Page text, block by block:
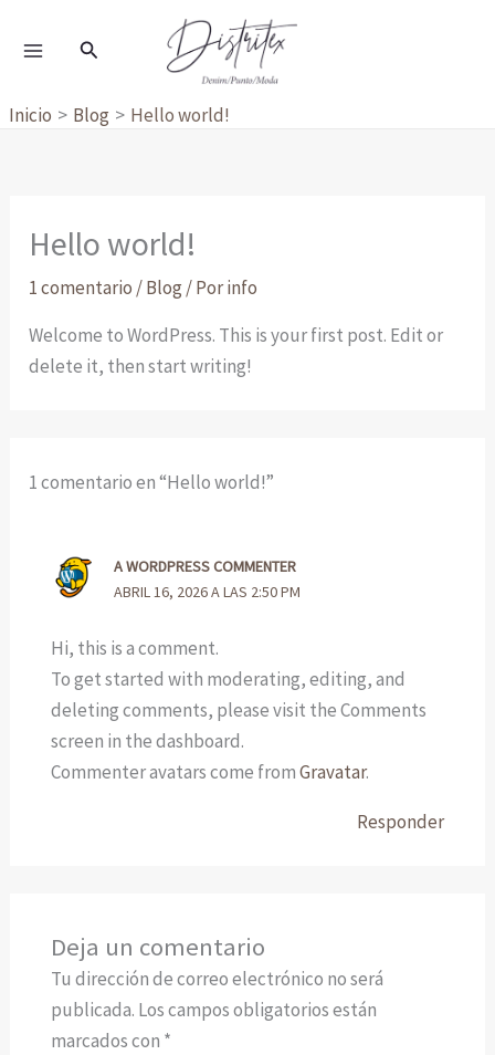
Buscar
Inicio Blog Hello world!
Hello world!
1 comentario /Blog / Porinfo
Welcome to WordPress. This is your first post. Edit or
delete it, then start writing!
1 comentario en “Hello world!”
A WORDPRESS COMMENTER
ABRIL 16, 2026 A LAS 2:50 PM
Hi, this is a comment.
To get started with moderating, editing, and
deleting comments, please visit the Comments
screen in the dashboard.
Commenter avatars come fromGravatar.
Responder
Deja un comentario
Tu dirección de correo electrónico no será
publicada. Los campos obligatorios están
marcados con *